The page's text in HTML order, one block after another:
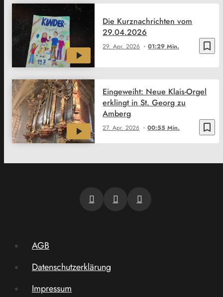
bookmark_border
29. Apr. 2026 01:29 Min.
Die Kurznachrichten vom
29.04.2026
bookmark_border
27. Apr. 2026 00:55 Min.
Eingeweiht: Neue Klais-Orgel
erklingt in St. Georg zu
Amberg
AGB
Datenschutzerklärung
Impressum